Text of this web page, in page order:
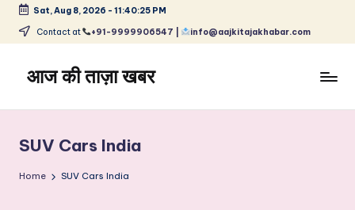
Skip
content
Sat, Aug 8, 2026 - 11:40:25 PM
Contact at +91-9999906547 | info@aajkitajakhabar.com
आज की ताज़ा खबर
ताज़ा
समाचार
–
SUV Cars India
Home SUV Cars India